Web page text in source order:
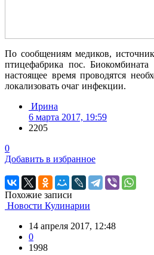
По сообщениям медиков,
птицефабрика пос.
настоящее время проводятся
локализовать очаг инфекции.
Ирина
6 марта 2017, 19:59
2205
0
Добавить в избранное
Похожие записи
Новости Кулинарии
14 апреля 2017, 12:48
0
1998